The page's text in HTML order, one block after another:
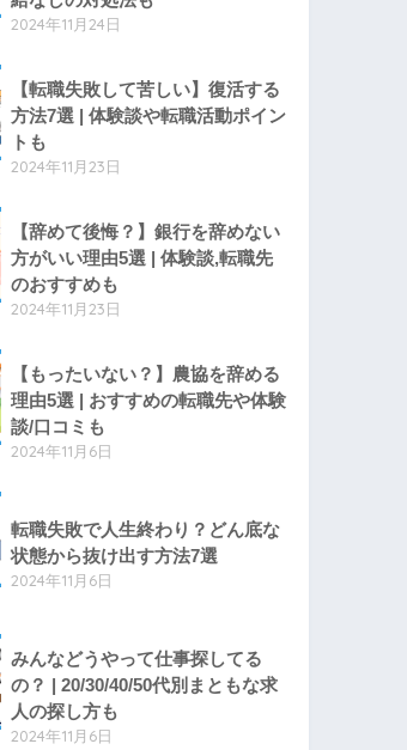
2024年11月24日
【転職失敗して苦しい】復活する
方法7選 | 体験談や転職活動ポイン
トも
2024年11月23日
【辞めて後悔？】銀行を辞めない
方がいい理由5選 | 体験談,転職先
のおすすめも
2024年11月23日
【もったいない？】農協を辞める
理由5選 | おすすめの転職先や体験
談/口コミも
2024年11月6日
転職失敗で人生終わり？どん底な
状態から抜け出す方法7選
2024年11月6日
みんなどうやって仕事探してる
の？ | 20/30/40/50代別まともな求
人の探し方も
2024年11月6日